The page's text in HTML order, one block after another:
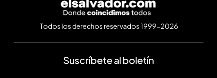
Todos los derechos reservados 1999-2026
Suscríbete al boletín